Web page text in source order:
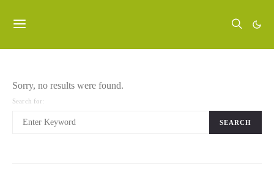
Sorry, no results were found.
Search for:
SEARCH